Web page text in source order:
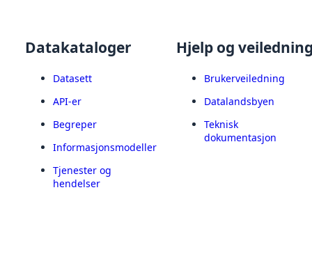
Datakataloger
Datasett
API-er
Begreper
Informasjonsmodeller
Tjenester og
hendelser
Hjelp og
Brukerveiledning
Datalandsbyen
Teknisk
dokumentasjon